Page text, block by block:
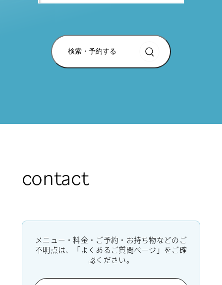
検索・予約する
contact
メニュー・料金・ご予約・お持ち物などのご
不明点は、「よくあるご質問ページ」をご確
認ください。